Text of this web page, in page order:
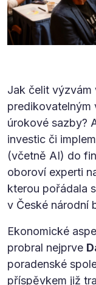
Jak čelit výzvám
predikovatelným
úrokové sazby?
investic či
(včetně AI) do
oboroví experti
kterou pořádala
v České národní
Ekonomické
probral nejprve
poradenské
příspěvkem již